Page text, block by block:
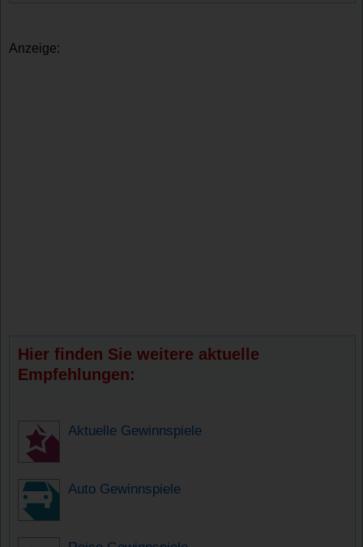
Anzeige:
Hier finden Sie weitere aktuelle
Empfehlungen:
Aktuelle Gewinnspiele
Auto Gewinnspiele